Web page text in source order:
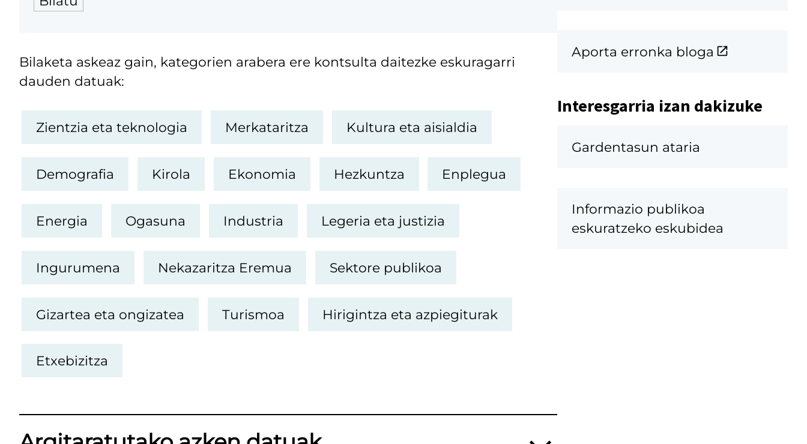
Bilaketa askeaz gain, kategorien arabera ere kontsulta daitezke eskuragarri
dauden datuak:
Zientzia eta teknologia Merkataritza Kultura eta aisialdia
Demografia Kirola Ekonomia Hezkuntza Enplegua
Energia Ogasuna Industria Legeria eta justizia
Ingurumena Nekazaritza Eremua Sektore publikoa
Gizartea eta ongizatea Turismoa Hirigintza eta azpiegiturak
Etxebizitza
Aporta erronka bloga
Interesgarria izan dakizuke
Gardentasun ataria
Informazio publikoa
eskuratzeko eskubidea